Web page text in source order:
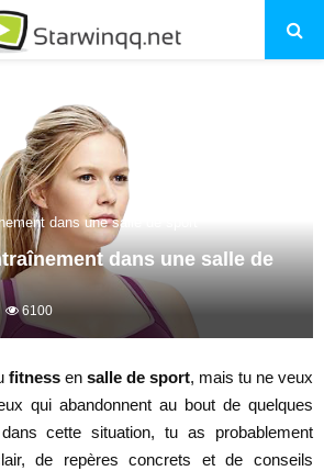
dans une salle de sport
dans une salle de
6100
fitness en salle de sport, mais tu ne veux
qui abandonnent au bout de quelques
cette situation, tu as probablement
de repères concrets et de conseils